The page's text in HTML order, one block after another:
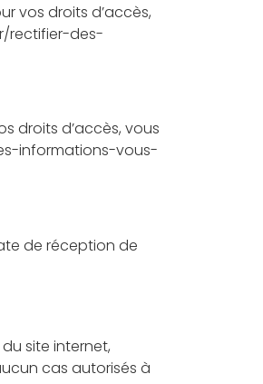
vos droits d’accès,
rectifier-des-
droits d’accès, vous
informations-vous-
de réception de
site internet,
cas autorisés à